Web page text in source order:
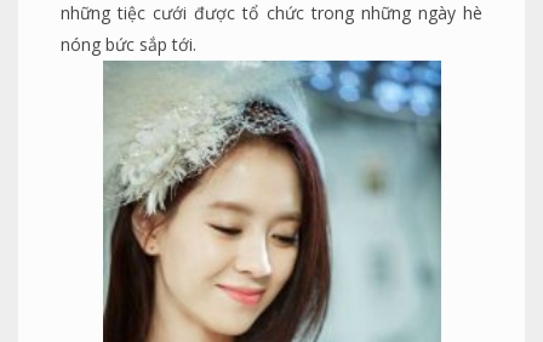
những tiệc cưới được tổ chức trong những ngày hè
nóng bức sắp tới.